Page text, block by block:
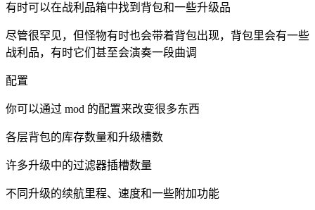
有时可以在战利品箱中找到背包和一些升级品
尽管很罕见，但怪物有时也会带着背包出现，背包里会有一些
战利品，有时它们甚至会演奏一段曲调
配置
你可以通过 mod 的配置来改变很多东西
各层背包的库存数量和升级槽数
许多升级中的过滤器插槽数量
不同升级的续航里程、速度和一些附加功能